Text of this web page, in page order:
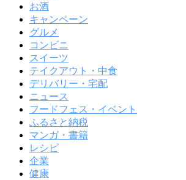
お酒
キャンペーン
グルメ
コンビニ
スイーツ
テイクアウト・中食
デリバリー・宅配
ニュース
フードフェス・イベント
ふるさと納税
マンガ・書籍
レシピ
企業
健康